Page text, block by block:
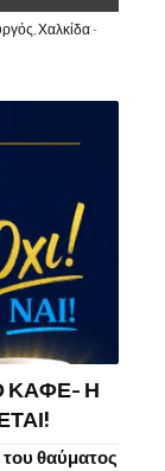
Χαλκίδα -
ΚΑΦΕ- Η
θαύματος